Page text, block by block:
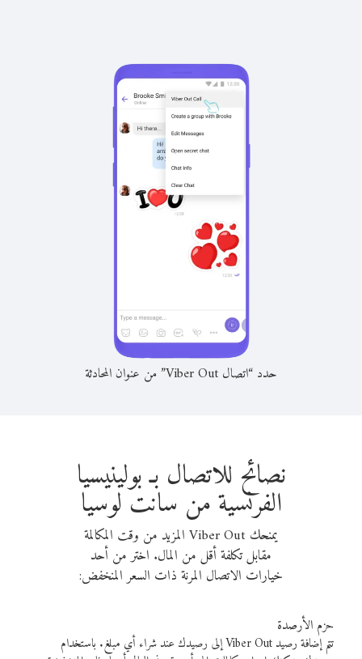
حدد “اتصال Viber Out” من عنوان المحادثة
نصائح للاتصال بـ بولينيسيا
الفرنسية من سانت لوسيا
يمنحك Viber Out المزيد من وقت المكالمة
مقابل تكلفة أقل من المال. اختر من أحد
خيارات الاتصال المرنة ذات السعر المنخفض:
حزم الأرصدة
تتم إضافة رصيد Viber Out إلى رصيدك عند شراء أي مبلغ. باستخدام